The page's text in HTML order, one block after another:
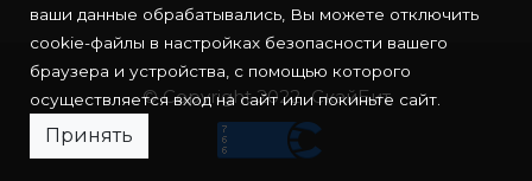
© Copyright 2022 СкайБит
ваши данные обрабатывались, Вы можете отключить
cookie-файлы в настройках безопасности вашего
браузера и устройства, с помощью которого
осуществляется вход на сайт или покиньте сайт.
Принять